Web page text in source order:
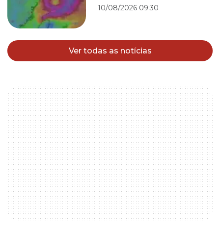
10/08/2026 09:30
Ver todas as notícias